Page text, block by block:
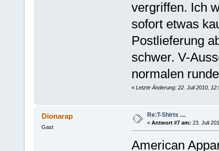
vergriffen. Ich
sofort etwas
Postlieferung
schwer. V-
normalen
« Letzte Änderung: 22. Juli 2010,
Dionarap
Gast
Re:T-Shirts ....
« Antwort #7 am: 23. Juli
American